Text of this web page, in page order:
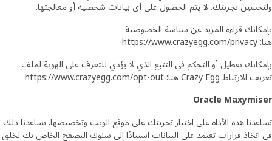
ولتحسين تجربتك. لا يتم الحصول على أي بيانات شخصية أو معالجتها.
بإمكانك قراءة المزيد عن سياسة الخصوصية
هنا: https://www.crazyegg.com/privacy
بإمكانك تعطيل أو التحكم في التتبع الذي لا يؤدي للتعرف على الهوية لملف
تعريف الارتباط Crazy Egg هنا:
https://www.crazyegg.com/opt-out
Oracle Maxymiser
تساعدنا هذه الأداة على اختبار تجربتك على موقع الويب وتخصيصها. يساعدنا ذلك
في اتخاذ قرارات تعتمد على البيانات استنادًا إلى سلوك التصفح الخاص بك لخلق